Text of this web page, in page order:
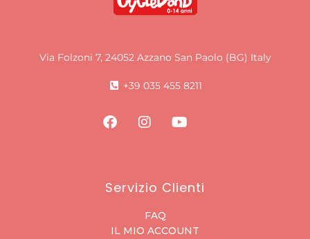
Via Folzoni 7, 24052 Azzano San Paolo (BG) Italy
+39 035 455 8211
Servizio Clienti
FAQ
IL MIO ACCOUNT